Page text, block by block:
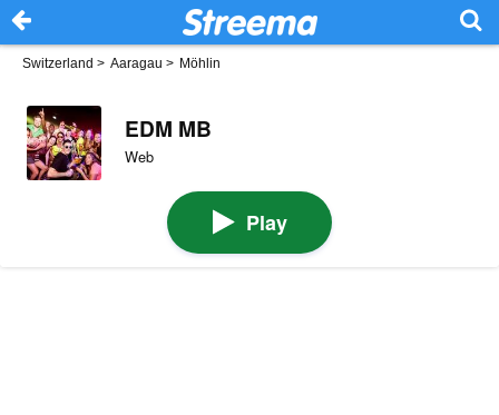
Switzerland > Aaragau > Möhlin
EDM MB
Web
Play